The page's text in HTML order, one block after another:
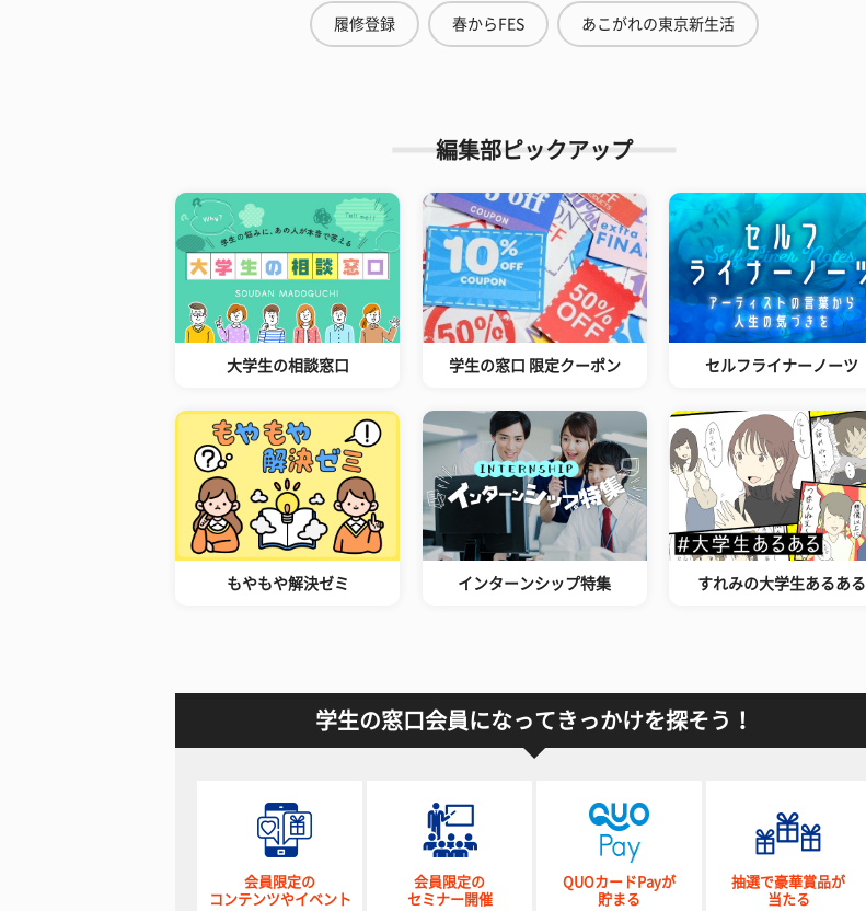
履修登録 春からFES あこがれの東京新生活
編集部ピックアップ
大学生の相談窓口 学生の窓口 限定クーポン セルフライナーノーツ
もやもや解決ゼミ インターンシップ特集 すれみの大学生あるある
学生の窓口会員になってきっかけを探そう！
会員限定の
コンテンツやイベント
会員限定の
セミナー開催
QUOカードPayが
貯まる
抽選で豪華賞品が
当たる